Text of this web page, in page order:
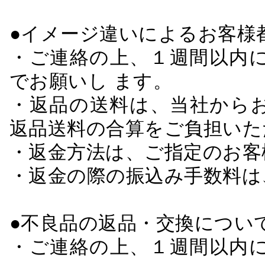
●イメージ違いによるお客
・ご連絡の上、１週間以
でお願いし ます。
・返品の送料は、当社か
返品送料の合算をご負担い
・返金方法は、ご指定のお
・返金の際の振込み手数料
●不良品の返品・交換につい
・ご連絡の上、１週間以